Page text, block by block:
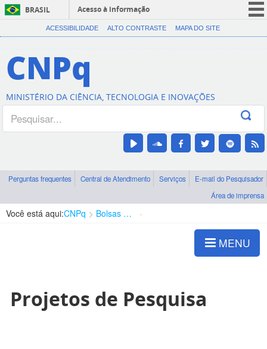
BRASIL
Acesso à informação
CORONAVÍRUS (COVID-19)
Canais
ACESSIBILIDADE ALTO CONTRASTE MAPA DO SITE
CNPq
MINISTÉRIO DA CIÊNCIA, TECNOLOGIA E INOVAÇÕES
Perguntas frequentes Central de Atendimento Serviços
E-mail do Pesquisador
Área de imprensa
Você está aqui:CNPq Bolsas e Auxílios Vigentes
MENU
Projetos de Pesquisa